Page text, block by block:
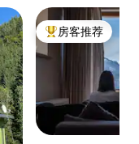
热门「房客推荐」
房客推荐